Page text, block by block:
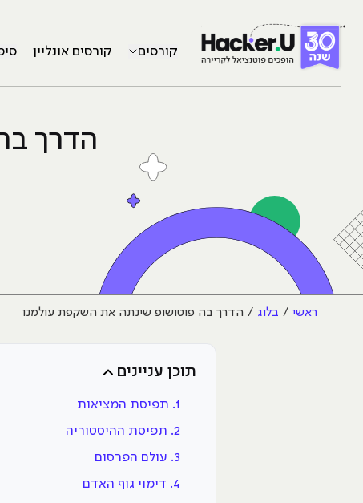
קורסים קורסים אונליין
הדרך
ראשי בלוג הדרך בה פוטושופ שינתה את השקפת עולמנו
תוכן עניינים
1. תפיסת המציאות
2. תפיסת ההיסטוריה
3. עולם הפרסום
4. דימוי גוף האדם